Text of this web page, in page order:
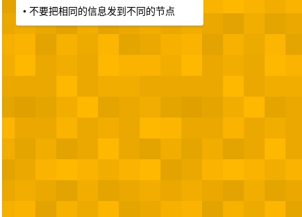
• 不要把相同的信息发到不同的节点